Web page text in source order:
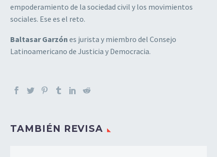
empoderamiento de la sociedad civil y los movimientos
sociales. Ese es el reto.
Baltasar Garzón es jurista y miembro del Consejo
Latinoamericano de Justicia y Democracia.
TAMBIÉN REVISA